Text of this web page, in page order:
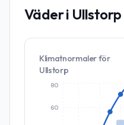
Väder i Ullstorp
Klimatnormaler för
Ullstorp
60
80